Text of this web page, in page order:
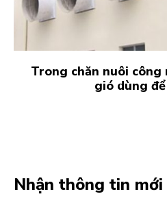
Nhận thông tin mới